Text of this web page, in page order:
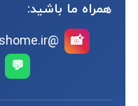
همراه ما باشید:
📸
@minoshome.ir
💬